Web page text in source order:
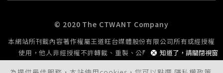
知道了，請關閉視窗
© 2020 The CTWANT Company
本網站所刊載內容著作權屬王道旺台媒體股份有限公司所有或經授權
使用，他人非經授權不許轉載、重製、公開播送或公開傳輸。